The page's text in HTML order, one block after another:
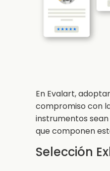
En Evalart,
compromiso con
instrumentos
que componen
Selección